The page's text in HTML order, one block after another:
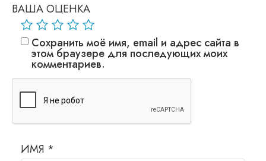
ВАША ОЦЕНКА
ИМЯ *
Сохранить моё имя, email и адрес сайта в
этом браузере для последующих моих
комментариев.